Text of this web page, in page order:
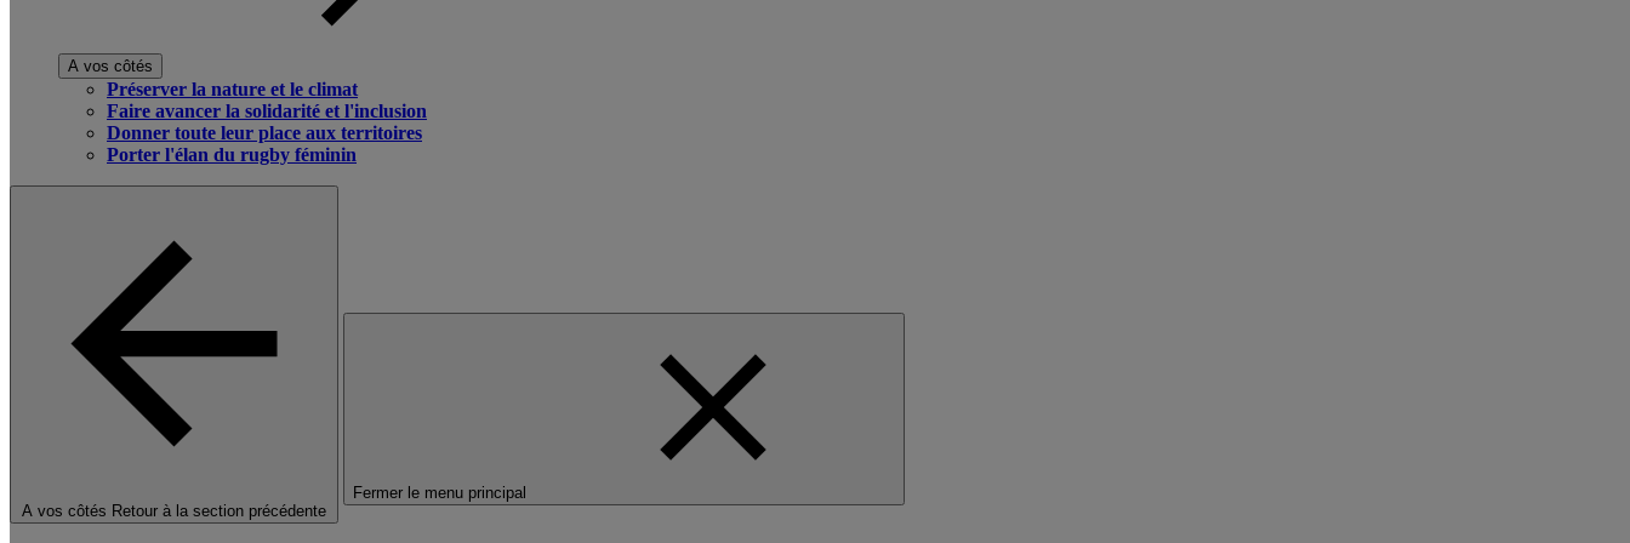
A vos côtés
Préserver la nature et le climat
Faire avancer la solidarité et l'inclusion
Donner toute leur place aux territoires
Porter l'élan du rugby féminin
A vos côtés Retour à la section précédente
Fermer le menu principal